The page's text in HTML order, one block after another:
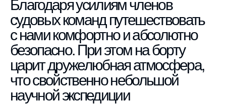
Благодаря усилиям членов
судовых команд путешествовать
с нами комфортно и абсолютно
безопасно. При этом на борту
царит дружелюбная атмосфера,
что свойственно небольшой
научной экспедиции